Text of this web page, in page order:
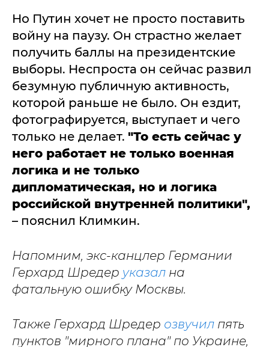
Но Путин хочет не просто поставить
войну на паузу. Он страстно желает
получить баллы на президентские
выборы. Неспроста он сейчас развил
безумную публичную активность,
которой раньше не было. Он ездит,
фотографируется, выступает и чего
только не делает. "То есть сейчас у
него работает не только военная
логика и не только
дипломатическая, но и логика
российской внутренней политики",
– пояснил Климкин.
Напомним, экс-канцлер Германии
Герхард Шредер указал на
фатальную ошибку Москвы.
Также Герхард Шредер озвучил пять
пунктов "мирного плана" по Украине,